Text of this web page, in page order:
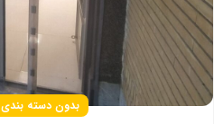
بدون دسته بندی